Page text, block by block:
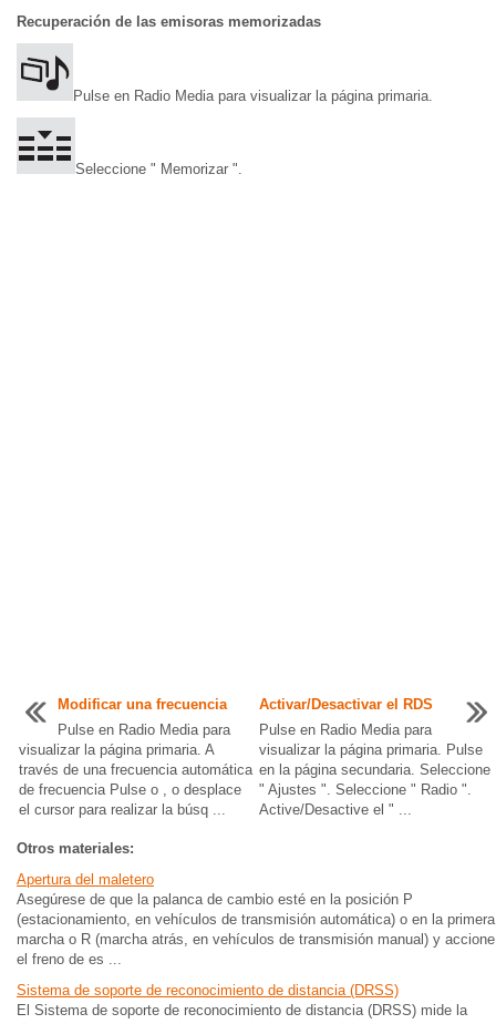
Recuperación de las emisoras memorizadas
Pulse en Radio Media para visualizar la página primaria.
Seleccione " Memorizar ".
Modificar una frecuencia
Pulse en Radio Media para
visualizar la página primaria. A
través de una frecuencia automática
de frecuencia Pulse o , o desplace
el cursor para realizar la búsq ...
Activar/Desactivar el RDS
Pulse en Radio Media para
visualizar la página primaria. Pulse
en la página secundaria. Seleccione
" Ajustes ". Seleccione " Radio ".
Active/Desactive el " ...
Otros materiales:
Apertura del maletero
Asegúrese de que la palanca de cambio esté en la posición P
(estacionamiento, en vehículos de transmisión automática) o en la primera
marcha o R (marcha atrás, en vehículos de transmisión manual) y accione
el freno de es ...
Sistema de soporte de reconocimiento de distancia (DRSS)
El Sistema de soporte de reconocimiento de distancia (DRSS) mide la